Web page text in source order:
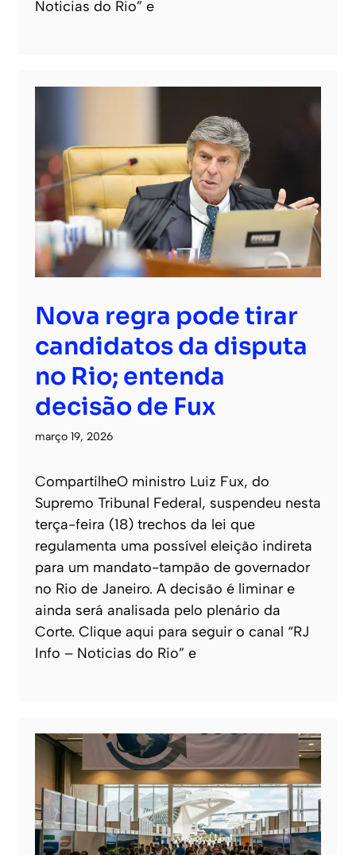
Noticias do Rio” e
Nova regra pode tirar
candidatos da disputa
no Rio; entenda
decisão de Fux
março 19, 2026
CompartilheO ministro Luiz Fux, do
Supremo Tribunal Federal, suspendeu nesta
terça-feira (18) trechos da lei que
regulamenta uma possível eleição indireta
para um mandato-tampão de governador
no Rio de Janeiro. A decisão é liminar e
ainda será analisada pelo plenário da
Corte. Clique aqui para seguir o canal “RJ
Info – Noticias do Rio” e